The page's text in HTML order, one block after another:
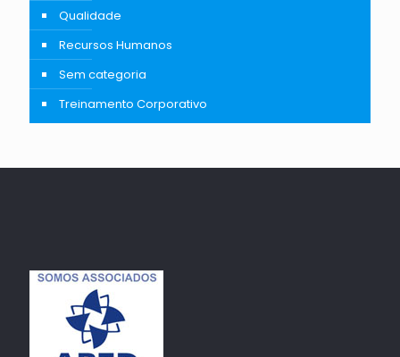
Qualidade
Recursos Humanos
Sem categoria
Treinamento Corporativo